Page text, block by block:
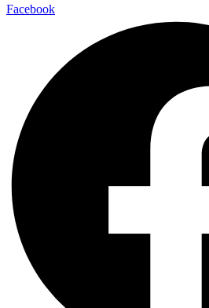
Facebook